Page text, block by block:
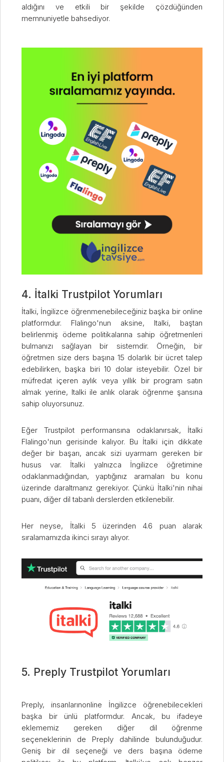
aldığını ve etkili bir şekilde çözdüğünden
memnuniyetle bahsediyor.
4. İtalki Trustpilot Yorumları
İtalki, İngilizce öğrenmenebileceğiniz başka bir online
platformdur. Flalingo'nun aksine, Italki, baştan
belirlenmiş ödeme politikalarına sahip öğretmenleri
bulmanızı sağlayan bir sistemdir. Örneğin, bir
öğretmen size ders başına 15 dolarlık bir ücret talep
edebilirken, başka biri 10 dolar isteyebilir. Özel bir
müfredat içeren aylık veya yıllık bir program satın
almak yerine, Italki ile anlık olarak öğrenme şansına
sahip oluyorsunuz.
Eğer Trustpilot performansına odaklanırsak, İtalki
Flalingo'nun gerisinde kalıyor. Bu İtalki için dikkate
değer bir başarı, ancak sizi uyarmam gereken bir
husus var. İtalki yalnızca İngilizce öğretimine
odaklanmadığından, yaptığınız aramaları bu konu
üzerinde daraltmanız gerekiyor. Çünkü İtalki'nin nihai
puanı, diğer dil tabanlı derslerden etkilenebilir.
Her neyse, İtalki 5 üzerinden 4.6 puan alarak
sıralamamızda ikinci sırayı alıyor.
5. Preply Trustpilot Yorumları
Preply, insanlarınonline İngilizce öğrenebilecekleri
başka bir ünlü platformdur. Ancak, bu ifadeye
eklememiz gereken diğer dil öğrenme
seçeneklerinin de Preply dahilinde bulunduğudur.
Geniş bir dil seçeneği ve ders başına ödeme